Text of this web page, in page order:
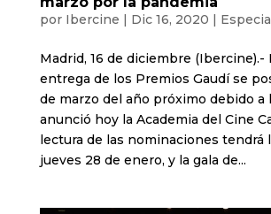
por Ibercine | Dic 16, 2020 |
Madrid, 16 de diciembre (Ibercine).-
entrega de los Premios Gaudí se
de marzo del año próximo debido a
anunció hoy la Academia del Cine
lectura de las nominaciones tendrá
jueves 28 de enero, y la gala de...